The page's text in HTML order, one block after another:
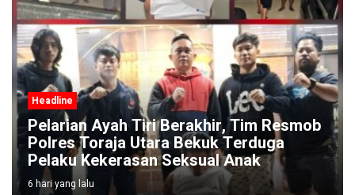
Headline
Pelarian Ayah Tiri Berakhir, Tim Resmob
Polres Toraja Utara Bekuk Terduga
Pelaku Kekerasan Seksual Anak
6 hari yang lalu